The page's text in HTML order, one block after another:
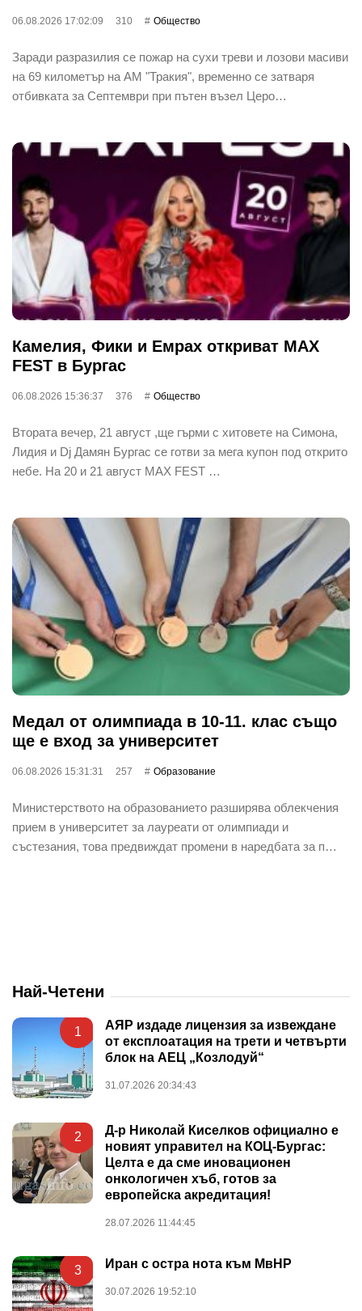
06.08.2026 17:02:09 310 Общество
Заради разразилия се пожар на сухи треви и лозови масиви
на 69 километър на АМ "Тракия", временно се затваря
отбивката за Септември при пътен възел Церо…
Камелия, Фики и Емрах откриват MAX
FEST в Бургас
06.08.2026 15:36:37 376 Общество
Втората вечер, 21 август ,ще гърми с хитовете на Симона,
Лидия и Dj Дамян Бургас се готви за мега купон под открито
небе. На 20 и 21 август MAX FEST …
Медал от олимпиада в 10-11. клас също
ще е вход за университет
06.08.2026 15:31:31 257 Oбразование
Министерството на образованието разширява облекчения
прием в университет за лауреати от олимпиади и
състезания, това предвиждат промени в наредбата за п…
Най-Четени
1
АЯР издаде лицензия за извеждане
от експлоатация на трети и четвърти
блок на АЕЦ „Козлодуй“
31.07.2026 20:34:43
2
Д-р Николай Киселков официално е
новият управител на КОЦ-Бургас:
Целта е да сме иновационен
онкологичен хъб, готов за
европейска акредитация!
28.07.2026 11:44:45
3 Иран с остра нота към МвНР
30.07.2026 19:52:10